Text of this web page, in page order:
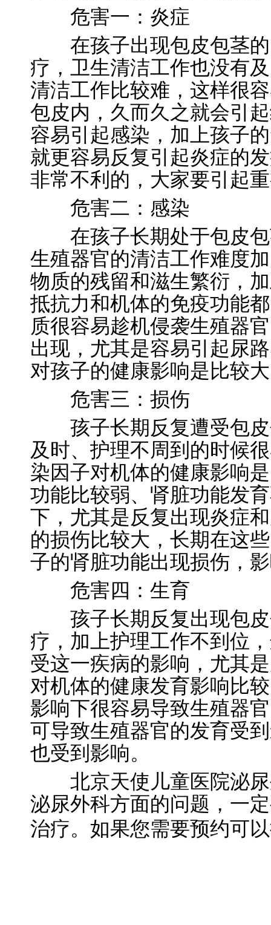
危害一：炎症
在孩子出现包皮包茎的
疗，卫生清洁工作也没有
清洁工作比较难，这样很
包皮内，久而久之就会引
容易引起感染，加上孩子
就更容易反复引起炎症的
非常不利的，大家要引起
危害二：感染
在孩子长期处于包皮包
生殖器官的清洁工作难度
物质的残留和滋生繁衍，
抵抗力和机体的免疫功能
质很容易趁机侵袭生殖器
出现，尤其是容易引起尿
对孩子的健康影响是比较
危害三：损伤
孩子长期反复遭受包皮
及时、护理不周到的时候
染因子对机体的健康影响
功能比较弱、肾脏功能发
下，尤其是反复出现炎症
的损伤比较大，长期在这
子的肾脏功能出现损伤，
危害四：生育
孩子长期反复出现包皮
疗，加上护理工作不到位
受这一疾病的影响，尤其
对机体的健康发育影响比
影响下很容易导致生殖器
可导致生殖器官的发育受
也受到影响。
北京天使儿童医院泌尿
泌尿外科方面的问题，一
治疗。如果您需要预约可